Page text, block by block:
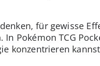
für gewisse
Pokémon TCG
konzentrieren